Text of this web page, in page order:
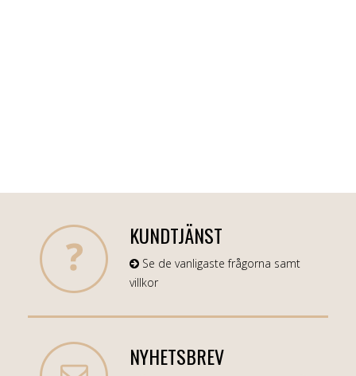
KUNDTJÄNST
Se de vanligaste frågorna samt
villkor
NYHETSBREV